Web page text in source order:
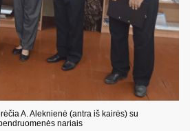
A. Aleknienė (antra iš kairės) su
nariais